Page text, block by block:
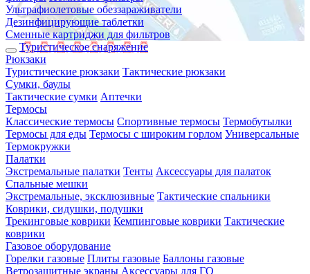
Ультрафиолетовые обеззараживатели
Дезинфицирующие таблетки
Сменные картриджи для фильтров
Туристическое снаряжение
Рюкзаки
Туристические рюкзаки Тактические рюкзаки
Сумки, баулы
Тактические сумки Аптечки
Термосы
Классические термосы Спортивные термосы Термобутылки
Термосы для еды Термосы с широким горлом Универсальные
Термокружки
Палатки
Экстремальные палатки Тенты Аксессуары для палаток
Спальные мешки
Экстремальные, эксклюзивные Тактические спальники
Коврики, сидушки, подушки
Трекинговые коврики Кемпинговые коврики Тактические
коврики
Газовое оборудование
Горелки газовые Плиты газовые Баллоны газовые
Ветрозащитные экраны Аксессуары для ГО